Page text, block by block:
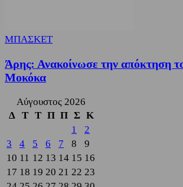
ΜΠΑΣΚΕΤ
Άρης: Ανακοίνωσε την απόκτηση
Μοκόκα
Αύγουστος 2026
Δ
Τ Τ Π Π Σ Κ
1
2
3
4 5 6 7 8
9
10 11 12 13 14 15 16
17 18 19 20 21 22 23